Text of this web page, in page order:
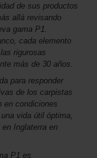
de sus productos
allá revisando
gama P1.
cada elemento
rigurosas
más de 30 años.
para responder
de los carpistas
en condiciones
vida útil óptima,
Inglaterra en
P1 es